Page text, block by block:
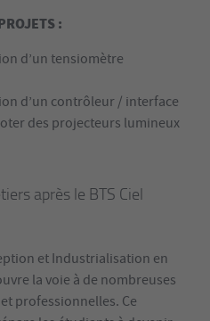
:
d’un tensiomètre
d’un contrôleur / interface
des projecteurs lumineux
après le BTS Ciel
et Industrialisation en
la voie à de nombreuses
professionnelles. Ce